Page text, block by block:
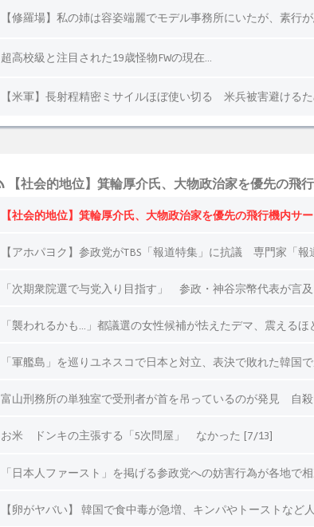
【社会的地位】箕輪厚介氏、大物政治家を優先の
【社会的地位】箕輪厚介氏、大物政治家を優先の飛行機内
【アホパヨク】参政党がTBS「報道特集」に抗議 専門家「
「次期衆院選で与党入り目指す」 参政・神谷宗幣代表が言
「襲われるかも…」都議選の女性候補が怯えたデマ、震える
「軍艦島」を巡りユネスコで日本と対立、表決で敗れた韓
富山刑務所の単独室で受刑者が首を吊っているのが発見 自
お米 ドンキの主張する「5次問屋」 なかった [7/13]
「日本人ファースト」を掲げる参政党への妨害行為が各地で
【卵がヤバい】 韓国で食中毒が急増、キンパやトーストなど